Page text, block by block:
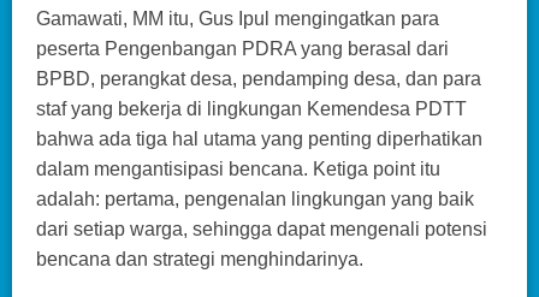
Gamawati, MM itu, Gus Ipul mengingatkan para
peserta Pengenbangan PDRA yang berasal dari
BPBD, perangkat desa, pendamping desa, dan para
staf yang bekerja di lingkungan Kemendesa PDTT
bahwa ada tiga hal utama yang penting diperhatikan
dalam mengantisipasi bencana. Ketiga point itu
adalah: pertama, pengenalan lingkungan yang baik
dari setiap warga, sehingga dapat mengenali potensi
bencana dan strategi menghindarinya.